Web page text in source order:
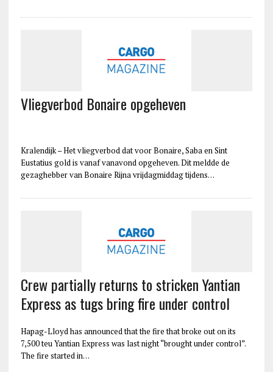
Vliegverbod Bonaire opgeheven
Kralendijk – Het vliegverbod dat voor Bonaire, Saba en Sint
Eustatius gold is vanaf vanavond opgeheven. Dit meldde de
gezaghebber van Bonaire Rijna vrijdagmiddag tijdens…
Crew partially returns to stricken Yantian
Express as tugs bring fire under control
Hapag-Lloyd has announced that the fire that broke out on its
7,500 teu Yantian Express was last night “brought under control”.
The fire started in…